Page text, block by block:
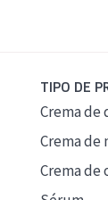
TIPO DE
Crema de
Crema de
Crema de